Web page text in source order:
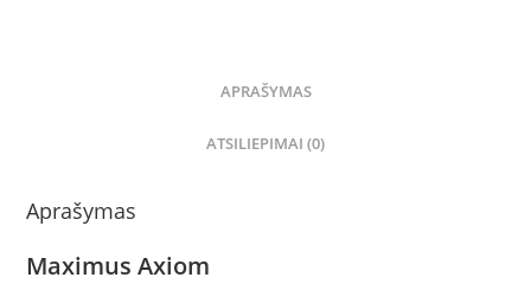
APRAŠYMAS
ATSILIEPIMAI (0)
Aprašymas
Maximus Axiom